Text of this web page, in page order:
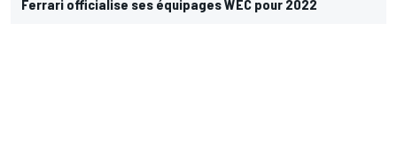
Ferrari officialise ses équipages WEC pour 2022